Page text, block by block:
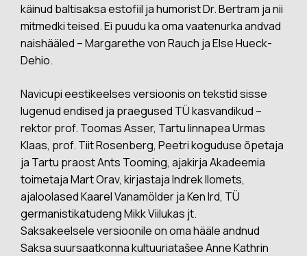
käinud baltisaksa estofiil ja humorist Dr. Bertram ja nii
mitmedki teised. Ei puudu ka oma vaatenurka andvad
naishääled – Margarethe von Rauch ja Else Hueck-
Dehio.
Navicupi eestikeelses versioonis on tekstid sisse
lugenud endised ja praegused TÜ kasvandikud –
rektor prof. Toomas Asser, Tartu linnapea Urmas
Klaas, prof. Tiit Rosenberg, Peetri koguduse õpetaja
ja Tartu praost Ants Tooming, ajakirja Akadeemia
toimetaja Mart Orav, kirjastaja Indrek Ilomets,
ajaloolased Kaarel Vanamölder ja Ken Ird, TÜ
germanistikatudeng Mikk Viilukas jt.
Saksakeelsele versioonile on oma hääle andnud
Saksa suursaatkonna kultuuriatašee Anne Kathrin